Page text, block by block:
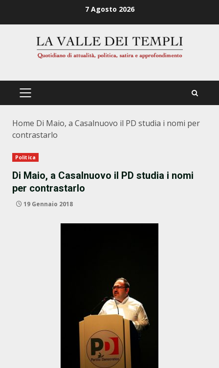
7 Agosto 2026
PRIMÄRES
Home Di Maio, a Casalnuovo il PD studia i nomi per
contrastarlo
Politica
Di Maio, a Casalnuovo il PD studia i nomi
per contrastarlo
19 Gennaio 2018